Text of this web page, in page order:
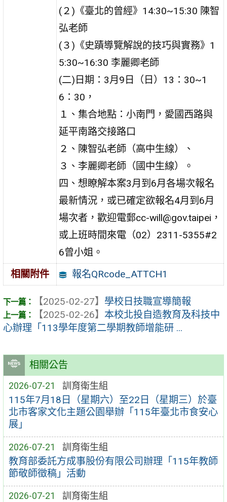
相關公告
2026-07-21 訓育衛生組
115年7月18日（星期六）至22日（星期三）於臺
北市客家文化主題公園舉辦「115年臺北市食安心
展」
2026-07-21 訓育衛生組
教育部委託方成事股份有限公司辦理「115年教師
節敬師徵稿」活動
2026-07-21 訓育衛生組
(２)《臺北的曾經》14:30~15:30 陳智
弘老師
(３)《史蹟導覽解說的技巧與實務》1
5:30~16:30 李麗卿老師
(二)日期：3月9日（日）13：30~1
6：30，
１、集合地點：小南門，愛國西路與
延平南路交接路口
２、陳智弘老師（高中生線）、
３、李麗卿老師（國中生線）。
四、想瞭解本案3月到6月各場次報名
最新情況，或已確定欲報名4月到6月
場次者，歡迎電郵cc-will@gov.taipei，
或上班時間來電（02）2311-5355#2
6曾小姐。
相關附件
報名QRcode_ATTCH1
【2025-02-27】 學校日技職宣導簡報
【2025-02-26】 本校北投自造教育及科技中
心辦理「113學年度第二學期教師增能研 ...